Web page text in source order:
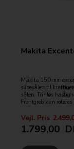
Makita
Makita 150 mm
slibesålen til
sålen. Trinløs
Frontgreb kan
Vejl. Pris
1.799,00